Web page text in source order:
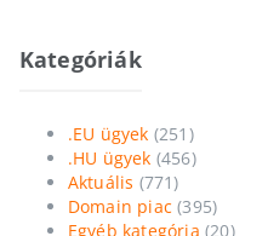
Kategóriák
.EU ügyek (251)
.HU ügyek (456)
Aktuális (771)
Domain piac (395)
Egyéb kategória (20)